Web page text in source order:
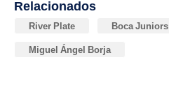
Relacionados
River Plate Boca Juniors
Miguel Ángel Borja